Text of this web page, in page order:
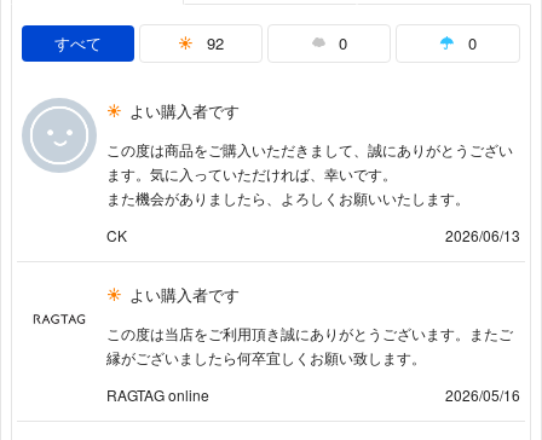
すべて 92 0 0
よい購入者です
この度は商品をご購入いただきまして、誠にありがとうござい
ます。気に入っていただければ、幸いです。
また機会がありましたら、よろしくお願いいたします。
CK
2026/06/13
よい購入者です
この度は当店をご利用頂き誠にありがとうございます。またご
縁がございましたら何卒宜しくお願い致します。
RAGTAG online
2026/05/16